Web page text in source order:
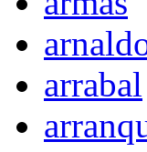
arrabal